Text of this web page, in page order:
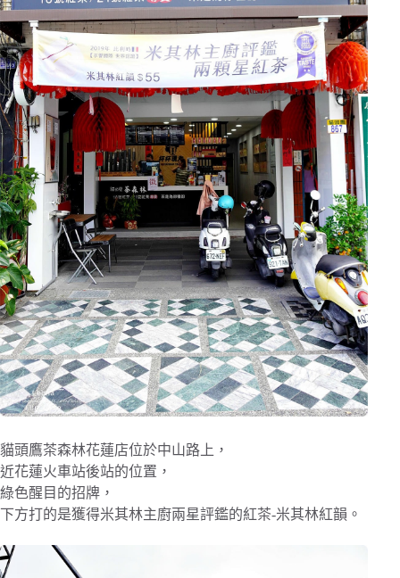
貓頭鷹茶森林花蓮店位於中山路上，
近花蓮火車站後站的位置，
綠色醒目的招牌，
下方打的是獲得米其林主廚兩星評鑑的紅茶-米其林紅韻。